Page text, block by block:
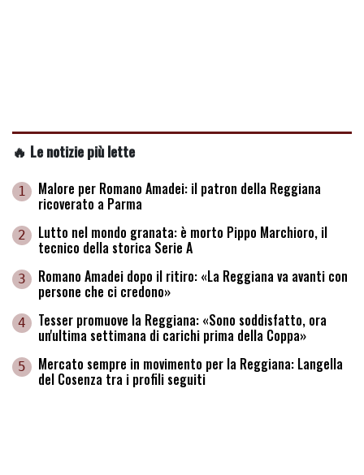
🔥 Le notizie più lette
1 Malore per Romano Amadei: il patron della Reggiana
ricoverato a Parma
2 Lutto nel mondo granata: è morto Pippo Marchioro, il
tecnico della storica Serie A
3 Romano Amadei dopo il ritiro: «La Reggiana va avanti con
persone che ci credono»
4 Tesser promuove la Reggiana: «Sono soddisfatto, ora
un'ultima settimana di carichi prima della Coppa»
5 Mercato sempre in movimento per la Reggiana: Langella
del Cosenza tra i profili seguiti